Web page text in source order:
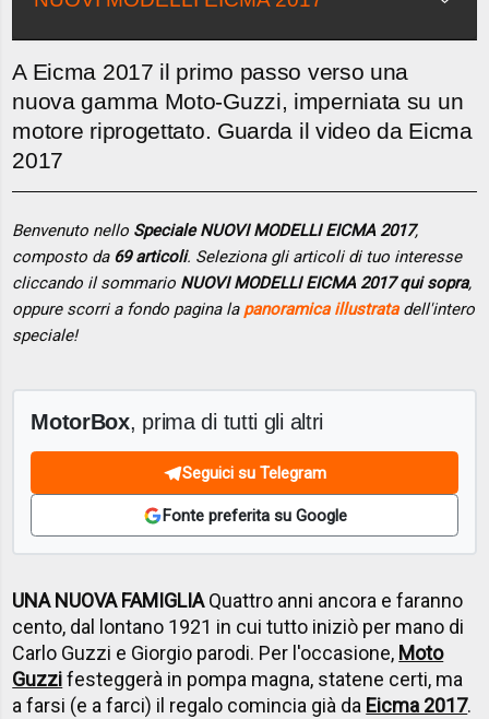
A Eicma 2017 il primo passo verso una
nuova gamma Moto-Guzzi, imperniata su un
motore riprogettato. Guarda il video da Eicma
2017
Benvenuto nello Speciale NUOVI MODELLI EICMA 2017,
composto da 69 articoli. Seleziona gli articoli di tuo interesse
cliccando il sommario NUOVI MODELLI EICMA 2017 qui sopra,
oppure scorri a fondo pagina la panoramica illustratadell'intero
speciale!
MotorBox, prima di tutti gli altri
Seguici su Telegram
Fonte preferita su Google
UNA NUOVA FAMIGLIAQuattro anni ancora e faranno
cento, dal lontano 1921 in cui tutto iniziò per mano di
Carlo Guzzi e Giorgio parodi. Per l'occasione, Moto
Guzzifesteggerà in pompa magna, statene certi, ma
a farsi (e a farci) il regalo comincia già da Eicma 2017.